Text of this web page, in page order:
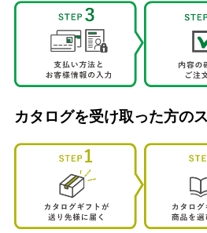
カタログを受け取った方の